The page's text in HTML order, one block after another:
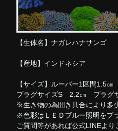
【生体名】ナガレハナサンゴ
【産地】インドネシア
【サイズ】ルーバー1区間1.5㎝
プラグサイズS 2.2㎝ プラグ
※生き物の為開き具合により多
※色彩はＬＥＤブルー照明をプ
ご質問等があれば公式LINEより